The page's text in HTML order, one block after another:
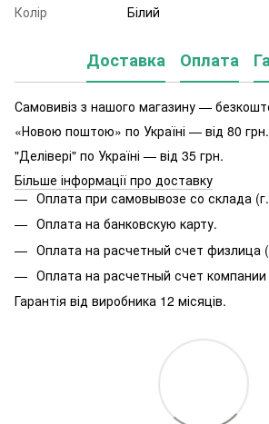
Колір Білий
Доставка Оплата
Самовивіз з нашого магазину —
«Новою поштою» по Україні — від 80 грн.
"Делівері" по Україні — від 35 грн.
Більше інформації про доставку
Оплата при самовывозе со склада
Оплата на банковскую карту.
Оплата на расчетный счет физлица
Оплата на расчетный счет
Гарантія від виробника 12 місяців.